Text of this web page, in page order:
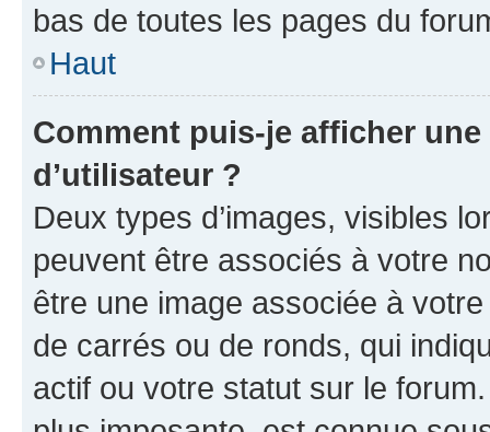
bas de toutes les pages du
Haut
Comment puis-je afficher
d’utilisateur ?
Deux types d’images, visibles
peuvent être associés à votre
être une image associée à
de carrés ou de ronds, qui
actif ou votre statut sur le